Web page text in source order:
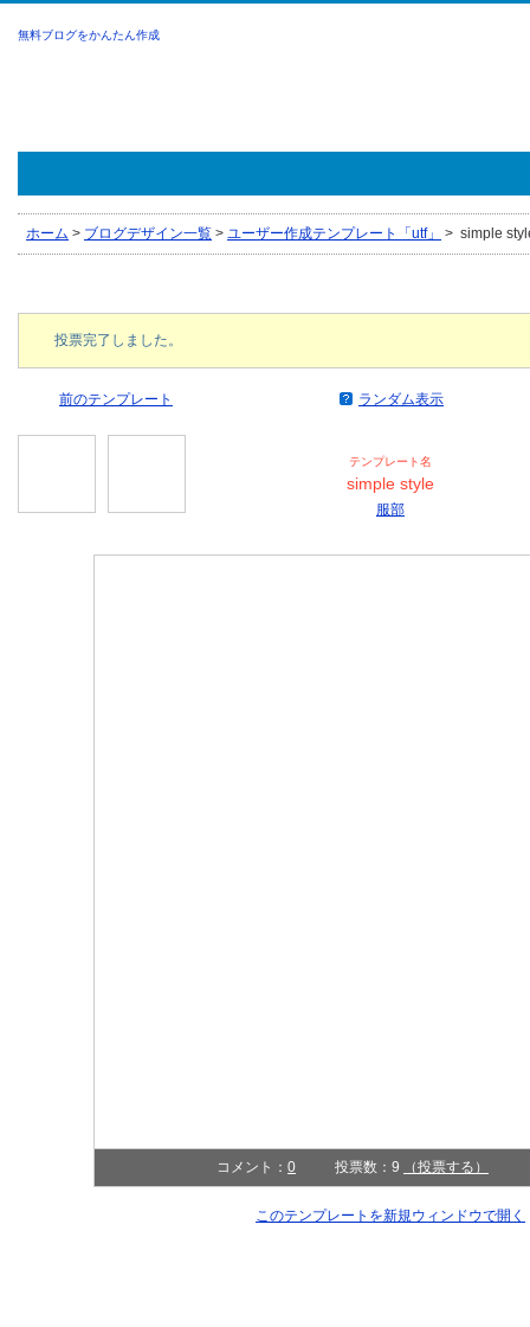
無料ブログをかんたん作成
ホーム > ブログデザイン一覧 > ユーザー作成テンプレート「utf」 > simple
投票完了しました。
前のテンプレート ランダム表示
テンプレート名
simple style
服部
コメント： 0 投票数：9 （投票する）
このテンプレートを新規ウィンドウで開く